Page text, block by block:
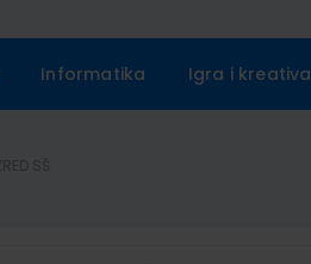
Informatika Igra i kreativa